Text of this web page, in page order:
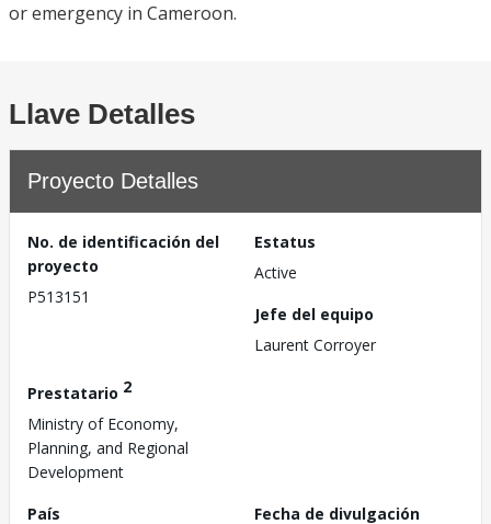
or emergency in Cameroon.
Llave Detalles
Proyecto Detalles
No. de identificación del
proyecto
P513151
Estatus
Active
Jefe del equipo
Laurent Corroyer
Prestatario 2
Ministry of Economy,
Planning, and Regional
Development
País
Fecha de divulgación